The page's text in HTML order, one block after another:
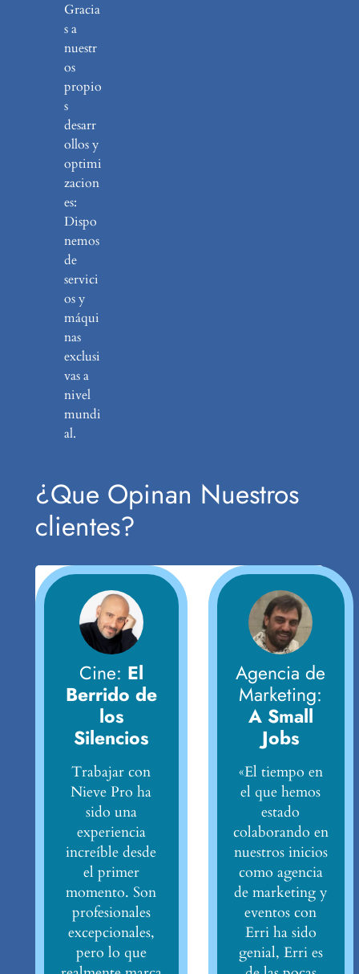
Gracia
s a
nuestr
os
propio
s
desarr
ollos y
optimi
zacion
es:
Dispo
nemos
de
servici
os y
máqui
nas
exclusi
vas a
nivel
mundi
al.
¿Que Opinan Nuestros
clientes?
Cine: El
Berrido de
los
Silencios
Trabajar con
Nieve Pro ha
sido una
experiencia
increíble desde
el primer
momento. Son
profesionales
excepcionales,
pero lo que
Agencia de
Marketing:
A Small
Jobs
«El tiempo en
el que hemos
estado
colaborando en
nuestros inicios
como agencia
de marketing y
eventos con
Erri ha sido
genial, Erri es